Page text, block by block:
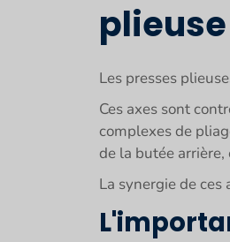
plieuse
Les presses
Ces axes sont
complexes de
de la butée
La synergie de